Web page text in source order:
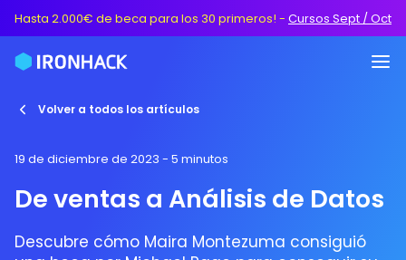
Hasta 2.000€ de beca para los 30 primeros! - Cursos Sept / Oct
Volver a todos los artículos
19 de diciembre de 2023 - 5 minutos
De ventas a Análisis de Datos
Descubre cómo Maira Montezuma consiguió